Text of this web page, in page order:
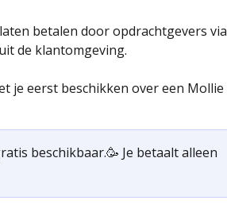
betalen door opdrachtgevers via
de klantomgeving.
je eerst beschikken over een Mollie
beschikbaar.🥳 Je betaalt alleen